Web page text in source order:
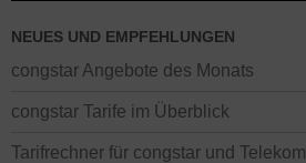
NEUES UND EMPFEHLUNGEN
congstar Angebote des Monats
congstar Tarife im Überblick
Tarifrechner für congstar und Telekom